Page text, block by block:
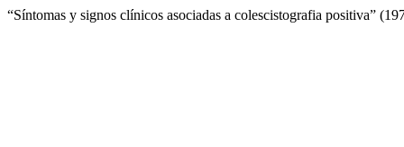
“Síntomas y signos clínicos asociadas a colescistografia positiva”